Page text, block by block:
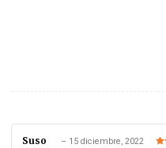
Suso – 15 diciembre, 2022